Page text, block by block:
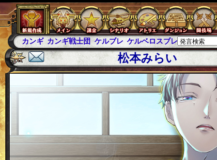
カンギ カンギ戦士団 ケルブレ ケルベロスブレイド スパ
松本みらい